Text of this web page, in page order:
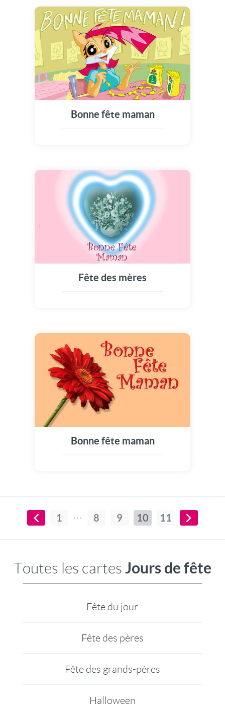
Bonne fête maman
Fête des mères
Bonne fête maman
1 8 9 10 11
Toutes les cartes Jours de fête
Fête du jour
Fête des pères
Fête des grands-pères
Halloween